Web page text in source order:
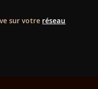
sur votre réseau